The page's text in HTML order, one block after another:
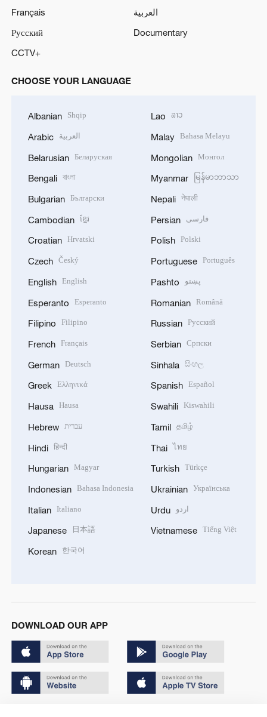
Français
العربية
Русский
Documentary
CCTV+
CHOOSE YOUR LANGUAGE
Albanian Shqip
Arabic العربية
Belarusian Беларуская
Bengali বাংলা
Bulgarian Български
Cambodian ខ្មែរ
Croatian Hrvatski
Czech Český
English English
Esperanto Esperanto
Filipino Filipino
French Français
German Deutsch
Greek Ελληνικά
Hausa Hausa
Hebrew עברית
Hindi हिन्दी
Hungarian Magyar
Indonesian Bahasa Indonesia
Italian Italiano
Japanese 日本語
Korean 한국어
Lao ລາວ
Malay Bahasa Melayu
Mongolian Монгол
Myanmar မြန်မာဘာသာ
Nepali नेपाली
Persian فارسی
Polish Polski
Portuguese Português
Pashto پښتو
Romanian Română
Russian Русский
Serbian Српски
Sinhala සිංහල
Spanish Español
Swahili Kiswahili
Tamil தமிழ்
Thai ไทย
Turkish Türkçe
Ukrainian Українська
Urdu اردو
Vietnamese Tiếng Việt
DOWNLOAD OUR APP